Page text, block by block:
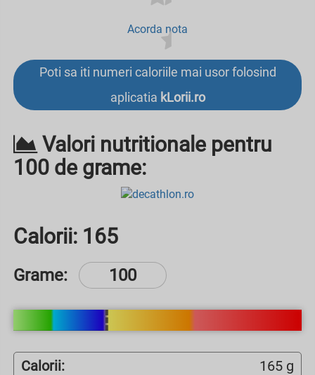
Acorda nota
Poti sa iti numeri caloriile mai usor folosind
aplicatia kLorii.ro
Valori nutritionale pentru
100 de grame:
Calorii: 165
Grame:
Calorii:
165 g